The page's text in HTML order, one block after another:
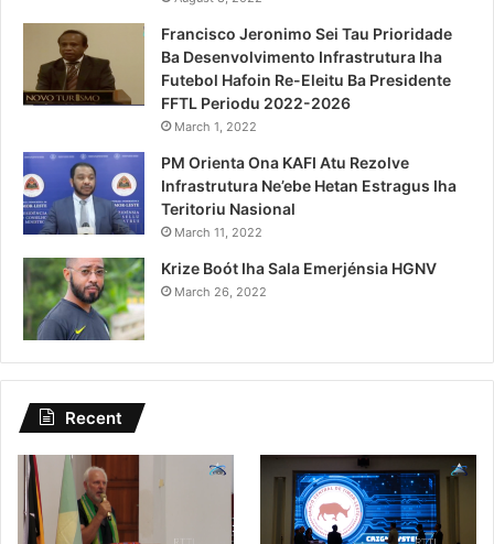
Francisco Jeronimo Sei Tau Prioridade
Ba Desenvolvimento Infrastrutura Iha
Futebol Hafoin Re-Eleitu Ba Presidente
FFTL Periodu 2022-2026
March 1, 2022
PM Orienta Ona KAFI Atu Rezolve
Infrastrutura Ne’ebe Hetan Estragus Iha
Teritoriu Nasional
March 11, 2022
Krize Boót Iha Sala Emerjénsia HGNV
March 26, 2022
Recent